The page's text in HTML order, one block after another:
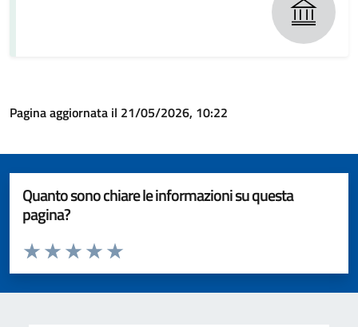
Pagina aggiornata il 21/05/2026, 10:22
Quanto sono chiare le informazioni su questa
pagina?
Valuta da 1 a 5 stelle la pagina
Valuta 5 stelle su 5
Valuta 4 stelle su 5
Valuta 3 stelle su 5
Valuta 2 stelle su 5
Valuta 1 stelle su 5